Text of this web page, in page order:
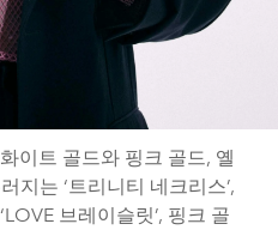
이트 골드와 핑크 골드, 옐
지는 ‘트리니티 네크리스’,
브레이슬릿’, 핑크 골